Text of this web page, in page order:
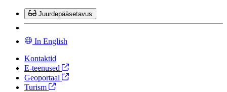
Mine
juurde
Juurdepääsetavus
In English
Kontaktid
E-teenused
Geoportaal
Turism